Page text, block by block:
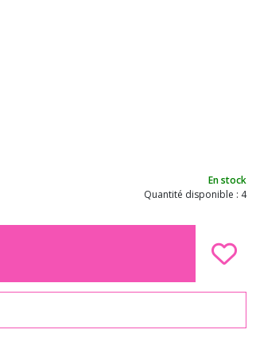
En stock
Quantité disponible : 4